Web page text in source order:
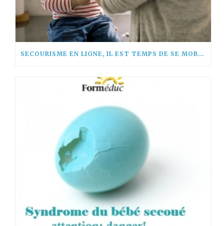
SECOURISME EN LIGNE, IL EST TEMPS DE SE MOBILISER !